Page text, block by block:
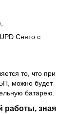
Снято с
то, что при
можно будет
батарею.
работы, зная